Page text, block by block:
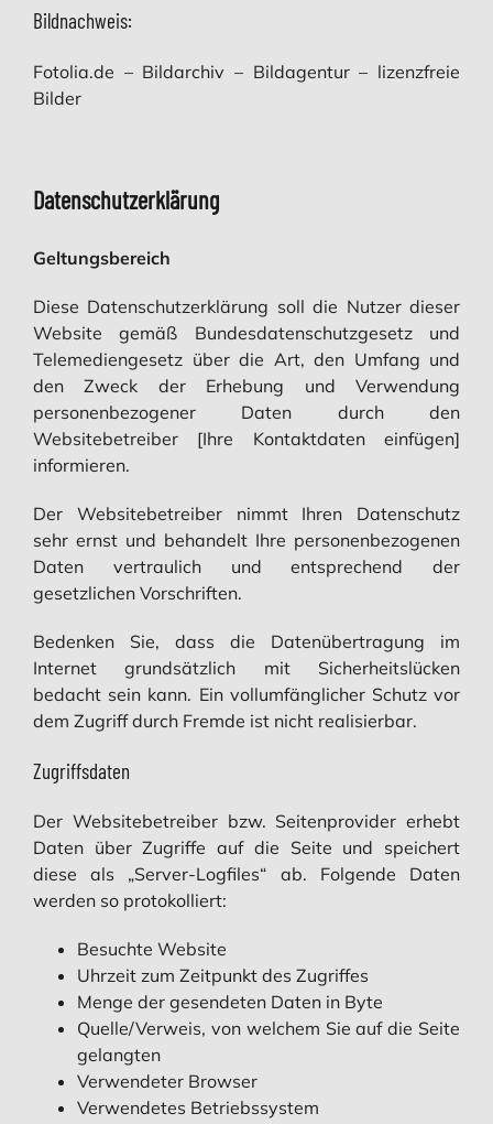
Bildnachweis:
Fotolia.de – Bildarchiv – Bildagentur – lizenzfreie
Bilder
Datenschutzerklärung
Geltungsbereich
Diese Datenschutzerklärung soll die Nutzer dieser
Website gemäß Bundesdatenschutzgesetz und
Telemediengesetz über die Art, den Umfang und
den Zweck der Erhebung und Verwendung
personenbezogener Daten durch den
Websitebetreiber [Ihre Kontaktdaten einfügen]
informieren.
Der Websitebetreiber nimmt Ihren Datenschutz
sehr ernst und behandelt Ihre personenbezogenen
Daten vertraulich und entsprechend der
gesetzlichen Vorschriften.
Bedenken Sie, dass die Datenübertragung im
Internet grundsätzlich mit Sicherheitslücken
bedacht sein kann. Ein vollumfänglicher Schutz vor
dem Zugriff durch Fremde ist nicht realisierbar.
Zugriffsdaten
Der Websitebetreiber bzw. Seitenprovider erhebt
Daten über Zugriffe auf die Seite und speichert
diese als „Server-Logfiles“ ab. Folgende Daten
werden so protokolliert:
Besuchte Website
Uhrzeit zum Zeitpunkt des Zugriffes
Menge der gesendeten Daten in Byte
Quelle/Verweis, von welchem Sie auf die Seite
gelangten
Verwendeter Browser
Verwendetes Betriebssystem